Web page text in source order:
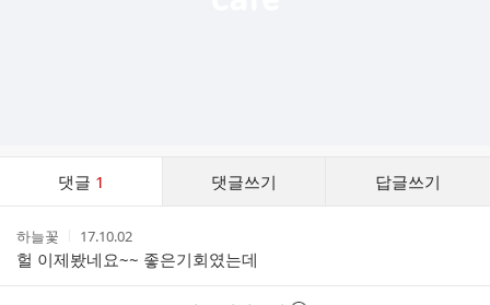
댓글 1 댓글쓰기 답글쓰기
스
작
성
자
하늘꽃
작
성
시
간
17.10.02
헐 이제봤네요~~ 좋은기회였는데